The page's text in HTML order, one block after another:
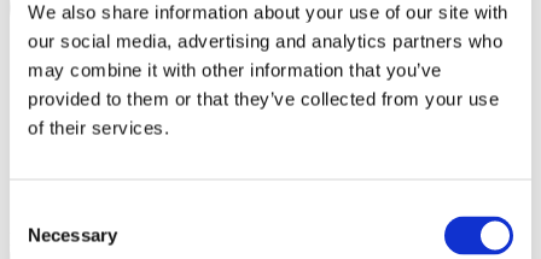
We also share information about your use of our site with
our social media, advertising and analytics partners who
may combine it with other information that you’ve
provided to them or that they’ve collected from your use
of their services.
Selection
Necessary
PRINCE OLIVER
PUMA
REPLAY
SKLAVENITIS
Συμφωνώ με την